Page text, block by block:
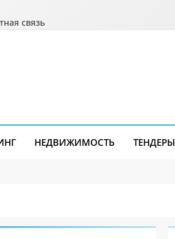
связь
НЕДВИЖИМОСТЬ ТЕНДЕРЫ